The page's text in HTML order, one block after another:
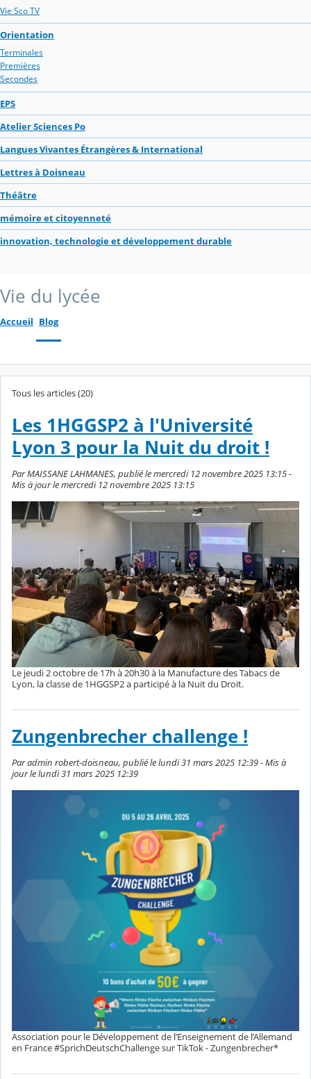
Vie Sco TV
Orientation
Terminales
Premières
Secondes
EPS
Atelier Sciences Po
Langues Vivantes Étrangères & International
Lettres à Doisneau
Théâtre
mémoire et citoyenneté
innovation, technologie et développement durable
Vie du lycée
Accueil Blog
Tous les articles (20)
Les 1HGGSP2 à l'Université
Lyon 3 pour la Nuit du droit !
Par MAISSANE LAHMANES, publié le mercredi 12 novembre 2025 13:15 -
Mis à jour le mercredi 12 novembre 2025 13:15
Le jeudi 2 octobre de 17h à 20h30 à la Manufacture des Tabacs de
Lyon, la classe de 1HGGSP2 a participé à la Nuit du Droit.
Zungenbrecher challenge !
Par admin robert-doisneau, publié le lundi 31 mars 2025 12:39 - Mis à
jour le lundi 31 mars 2025 12:39
Association pour le Développement de l’Enseignement de l’Allemand
en France #SprichDeutschChallenge sur TikTok - Zungenbrecher*